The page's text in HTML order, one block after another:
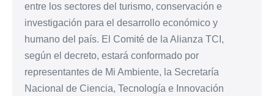
entre los sectores del turismo, conservación e
investigación para el desarrollo económico y
humano del país. El Comité de la Alianza TCI,
según el decreto, estará conformado por
representantes de Mi Ambiente, la Secretaría
Nacional de Ciencia, Tecnología e Innovación